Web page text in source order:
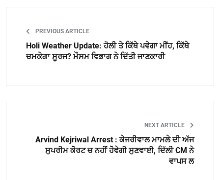
PREVIOUS ARTICLE
Holi Weather Update: ਹੋਲੀ ਤੇ ਕਿੱਥੇ ਪਵੇਗਾ ਮੀਂਹ, ਕਿੱਥੇ
ਚਮਕੇਗਾ ਸੂਰਜ? ਮੌਸਮ ਵਿਭਾਗ ਨੇ ਦਿੱਤੀ ਜਾਣਕਾਰੀ
NEXT ARTICLE
Arvind Kejriwal Arrest : ਕੇਜਰੀਵਾਲ ਮਾਮਲੇ ਦੀ ਅੱਜ
ਸੁਪਰੀਮ ਕੋਰਟ ਚ ਨਹੀਂ ਹੋਵੇਗੀ ਸੁਣਵਾਈ, ਦਿੱਲੀ CM ਨੇ
ਵਾਪਸ ਲ